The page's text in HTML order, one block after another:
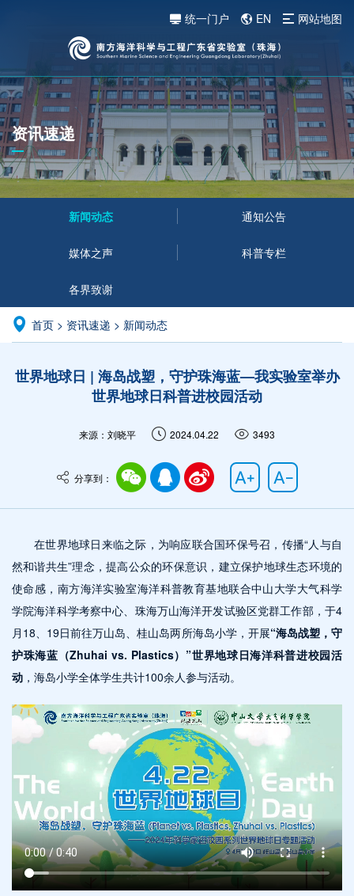
统一门户 EN 网站地图
资讯速递
新闻动态 通知公告
媒体之声 科普专栏
各界致谢
首页 > 资讯速递 > 新闻动态
世界地球日 | 海岛战塑，守护珠海蓝—我实验室举办
世界地球日科普进校园活动
来源：刘晓平 2024.04.22 3493
分享到：
在世界地球日来临之际，为响应联合国环保号召，传播“人与自
然和谐共生”理念，提高公众的环保意识，建立保护地球生态环境的
使命感，南方海洋实验室海洋科普教育基地联合中山大学大气科学
学院海洋科学考察中心、珠海万山海洋开发试验区党群工作部，于4
月18、19日前往万山岛、桂山岛两所海岛小学，开展“海岛战塑，守
护珠海蓝（Zhuhai vs. Plastics）”世界地球日海洋科普进校园活
动 ，海岛小学全体学生共计100余人参与活动。